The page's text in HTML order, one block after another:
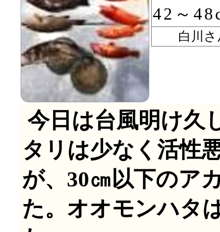
42～
白川さ
今日は台風明け久
タリは少なく活性
が、30㎝以下のア
た。オオモンハタ